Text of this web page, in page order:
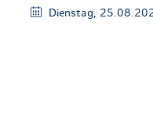
Dienstag,